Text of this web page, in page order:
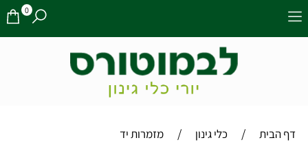
0
דף הבית / כלי גינון / מזמרות יד